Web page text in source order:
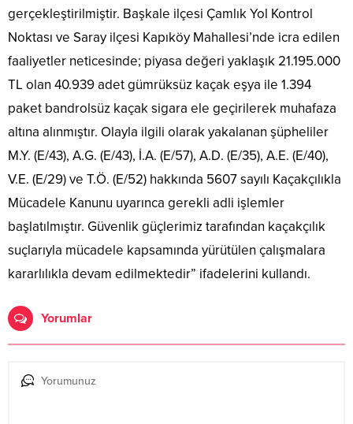
gerçekleştirilmiştir. Başkale ilçesi Çamlık Yol Kontrol
Noktası ve Saray ilçesi Kapıköy Mahallesi’nde icra edilen
faaliyetler neticesinde; piyasa değeri yaklaşık 21.195.000
TL olan 40.939 adet gümrüksüz kaçak eşya ile 1.394
paket bandrolsüz kaçak sigara ele geçirilerek muhafaza
altına alınmıştır. Olayla ilgili olarak yakalanan şüpheliler
M.Y. (E/43), A.G. (E/43), İ.A. (E/57), A.D. (E/35), A.E. (E/40),
V.E. (E/29) ve T.Ö. (E/52) hakkında 5607 sayılı Kaçakçılıkla
Mücadele Kanunu uyarınca gerekli adli işlemler
başlatılmıştır. Güvenlik güçlerimiz tarafından kaçakçılık
suçlarıyla mücadele kapsamında yürütülen çalışmalara
kararlılıkla devam edilmektedir” ifadelerini kullandı.
Yorumlar